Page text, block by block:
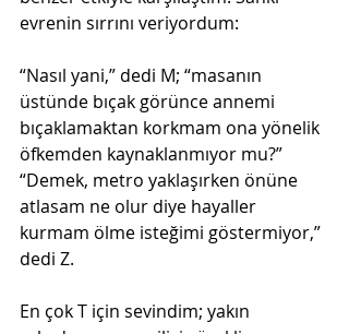
evrenin sırrını veriyordum:
“Nasıl yani,” dedi M; “masanın
üstünde bıçak görünce annemi
bıçaklamaktan korkmam ona yönelik
öfkemden kaynaklanmıyor mu?”
“Demek, metro yaklaşırken önüne
atlasam ne olur diye hayaller
kurmam ölme isteğimi göstermiyor,”
dedi Z.
En çok T için sevindim; yakın